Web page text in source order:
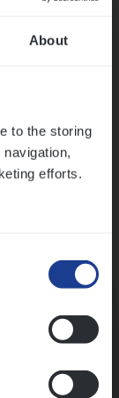
About
to the storing
efforts.